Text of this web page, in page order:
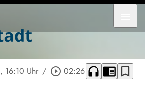
, 16:10 Uhr / play_circle_outline 02:26 headphones chrome_reader_mode bookmark_border